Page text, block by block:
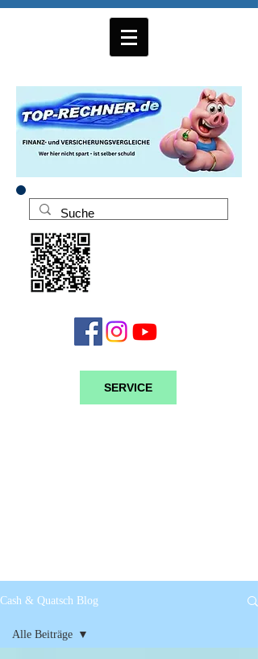
SERVICE
Cash & Quatsch Blog
Alle Beiträge